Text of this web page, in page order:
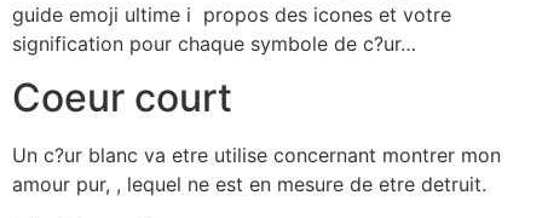
guide emoji ultime i propos des icones et votre
signification pour chaque symbole de c?ur…
Coeur court
Un c?ur blanc va etre utilise concernant montrer mon
amour pur, , lequel ne est en mesure de etre detruit.